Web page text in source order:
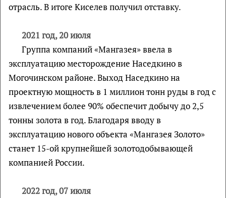
отрасль. В итоге Киселев получил отставку.
2021 год, 20 июля
Группа компаний «Мангазея» ввела в
эксплуатацию месторождение Наседкино в
Могочинском районе. Выход Наседкино на
проектную мощность в 1 миллион тонн руды в год с
извлечением более 90% обеспечит добычу до 2,5
тонны золота в год. Благодаря вводу в
эксплуатацию нового объекта «Мангазея Золото»
станет 15-ой крупнейшей золотодобывающей
компанией России.
2022 год, 07 июля